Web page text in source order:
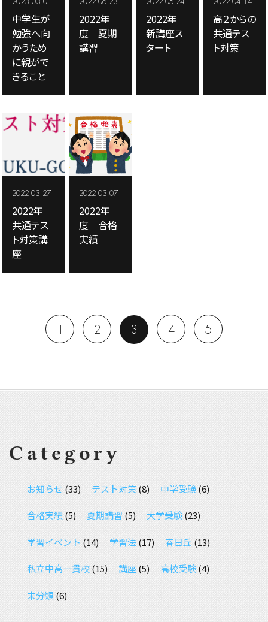
中学生が
勉強へ向
かうため
に親がで
きること
2022年
度 夏期
講習
2022年
新講座ス
タート
高２からの
共通テス
ト対策
2022-03-27
2022年
共通テス
ト対策講
座
2022-03-07
2022年
度 合格
実績
1 2 3 4 5
Category
お知らせ (33) テスト対策 (8) 中学受験(6)
合格実績(5) 夏期講習 (5) 大学受験(23)
学習イベント (14) 学習法(17) 春日丘(13)
私立中高一貫校(15) 講座(5) 高校受験(4)
未分類 (6)